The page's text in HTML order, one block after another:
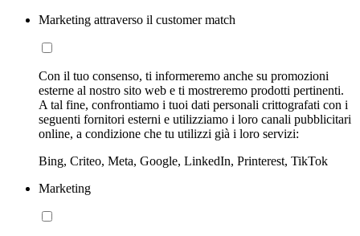
Marketing attraverso il customer match
Con il tuo consenso, ti informeremo anche su promozioni
esterne al nostro sito web e ti mostreremo prodotti pertinenti.
A tal fine, confrontiamo i tuoi dati personali crittografati con i
seguenti fornitori esterni e utilizziamo i loro canali pubblicitari
online, a condizione che tu utilizzi già i loro servizi:
Bing, Criteo, Meta, Google, LinkedIn, Printerest, TikTok
Marketing